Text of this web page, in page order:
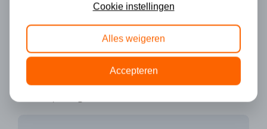
Bruto inkomen
Cookie instellingen
Alles weigeren
Accepteren